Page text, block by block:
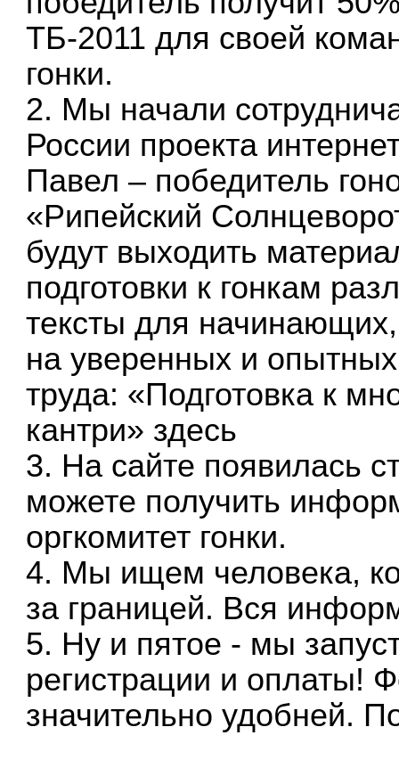
ТБ-2011 для своей
гонки.
2. Мы начали
России проекта
Павел – победитель
«Рипейский
будут выходить
подготовки к гонкам
тексты для
на уверенных и
труда: «Подготовка к
кантри» здесь
3. На сайте появилась
можете получить
оргкомитет гонки.
4. Мы ищем человека,
за границей. Вся
5. Ну и пятое - мы
регистрации и оплаты!
значительно удобней.